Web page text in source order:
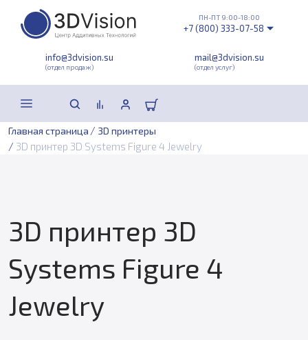
info@3dvision.su
(отдел продаж)
mail@3dvision.su
(отдел услуг)
ПН-ПТ 9:00-18:00
+7 (800) 333-07-58
Главная страница / 3D принтеры
/ 3D принтер 3D Systems Figure 4 Jewelry
3D принтер 3D
Systems Figure 4
Jewelry